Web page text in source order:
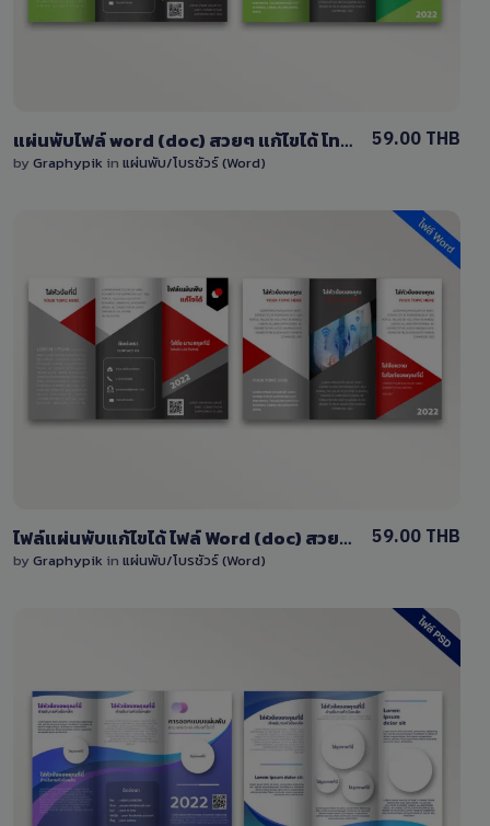
แผ่นพับไฟล์ word (doc) สวยๆ แก้ไขได้ โทนสีเขียว-เทา
by Graphypik in แผ่นพับ/โบรชัวร์ (Word)
59.00 THB
View Details
1 Sale
ไฟล์แผ่นพับแก้ไขได้ ไฟล์ Word (doc) สวยๆ สีแดง-ดำ พร้อมหน้า-หลัง
by Graphypik in แผ่นพับ/โบรชัวร์ (Word)
59.00 THB
View Details
1 Sale